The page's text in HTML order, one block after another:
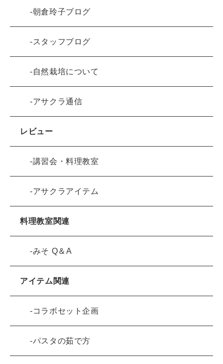
朝倉玲子ブログ
スタッフブログ
自然栽培について
アサクラ通信
レビュー
講習会・料理教室
アサクラアイテム
料理教室関連
みそ Q＆A
アイテム関連
コラボセット企画
パスタの茹で方